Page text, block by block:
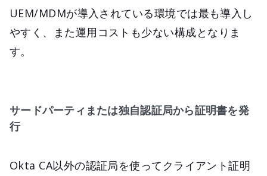
UEM/MDMが導入されている環境では最も導入し
やすく、また運用コストも少ない構成となりま
す。
サードパーティまたは独自認証局から証明書を発
行
Okta CA以外の認証局を使ってクライアント証明